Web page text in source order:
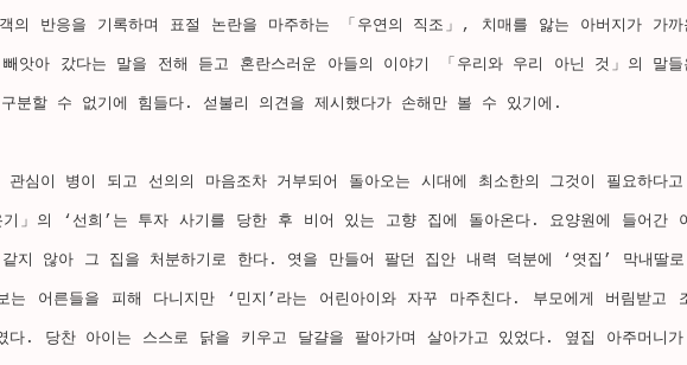
객의 반응을 기록하며 표절 논란을 마주하는 「우연의 직조」, 치매를 앓는 아버지가 가까
앗아 갔다는 말을 전해 듣고 혼란스러운 아들의 이야기 「우리와 우리 아닌 것」의 말
분할 수 없기에 힘들다. 섣불리 의견을 제시했다가 손해만 볼 수 있기에.
관심이 병이 되고 선의의 마음조차 거부되어 돌아오는 시대에 최소한의 그것이 필요하다
」의 ‘선희’는 투자 사기를 당한 후 비어 있는 고향 집에 돌아온다. 요양원에 들어간
지 않아 그 집을 처분하기로 한다. 엿을 만들어 팔던 집안 내력 덕분에 ‘엿집’ 막내딸로
는 어른들을 피해 다니지만 ‘민지’라는 어린아이와 자꾸 마주친다. 부모에게 버림받고
다. 당찬 아이는 스스로 닭을 키우고 달걀을 팔아가며 살아가고 있었다. 옆집 아주머니가